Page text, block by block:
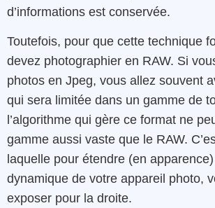
d’informations est conservée.
Toutefois, pour que cette technique
devez photographier en RAW. Si
photos en Jpeg, vous allez souvent
qui sera limitée dans un gamme de
l’algorithme qui gère ce format ne
gamme aussi vaste que le RAW.
laquelle pour étendre (en
dynamique de votre appareil photo,
exposer pour la droite.